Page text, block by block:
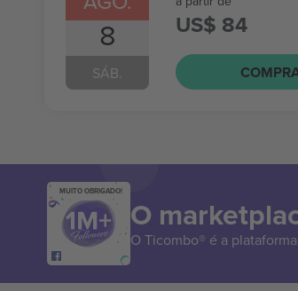
8
SÁB.
US$ 84
MUITO OBRIGADO!
O
O Ticombo® é a